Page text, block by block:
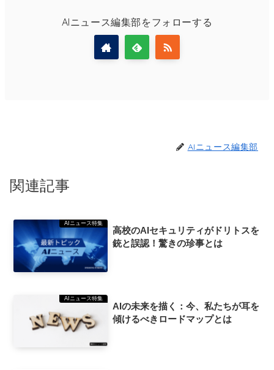
AIニュース編集部をフォローする
AIニュース編集部
関連記事
AIニュース特集
高校のAIセキュリティがドリトスを
銃と誤認！驚きの珍事とは
AIニュース特集
AIの未来を描く：今、私たちが耳を
傾けるべきロードマップとは